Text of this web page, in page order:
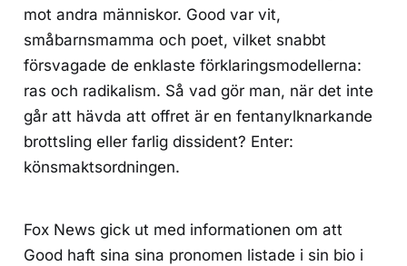
mot andra människor. Good var vit,
småbarnsmamma och poet, vilket snabbt
försvagade de enklaste förklaringsmodellerna:
ras och radikalism. Så vad gör man, när det inte
går att hävda att offret är en fentanylknarkande
brottsling eller farlig dissident? Enter:
könsmaktsordningen.
Fox News gick ut med informationen om att
Good haft sina sina pronomen listade i sin bio i